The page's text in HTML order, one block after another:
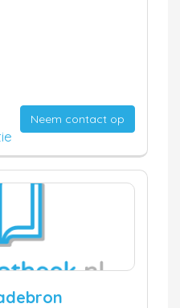
Neem contact op